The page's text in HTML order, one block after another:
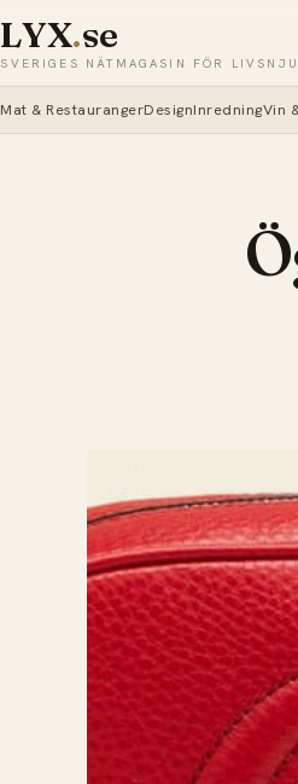
LYX.se
SVERIGES NÄTMAGASIN FÖR
Mat & RestaurangerDesignInredningVin